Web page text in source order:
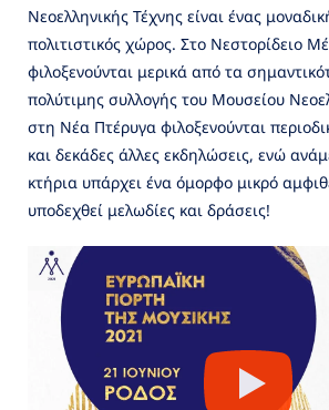
Νεοελληνικής Τέχνης είναι ένας
πολιτιστικός χώρος. Στο Νεστορίδειο
φιλοξενούνται μερικά από τα
πολύτιμης συλλογής του Μουσείου
στη Νέα Πτέρυγα φιλοξενούνται
και δεκάδες άλλες εκδηλώσεις, ενώ
κτήρια υπάρχει ένα όμορφο μικρό
υποδεχθεί μελωδίες και δράσεις!